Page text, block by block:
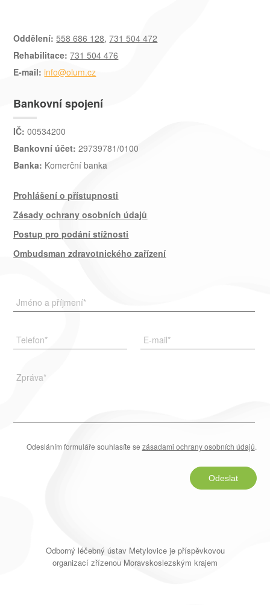
Oddělení: 558 686 128,731 504 472
Rehabilitace: 731 504 476
E-mail: info@olum.cz
Bankovní spojení
IČ: 00534200
Bankovní účet: 29739781/0100
Banka: Komerční banka
Prohlášení o přístupnosti
Zásady ochrany osobních údajů
Postup pro podání stížnosti
Ombudsman zdravotnického zařízení
Jméno a příjmení*
Telefon* E-mail*
Zpráva*
Odesláním formuláře souhlasíte se zásadami ochrany osobních údajů.
Odeslat
Odborný léčebný ústav Metylovice je příspěvkovou
organizací zřízenou Moravskoslezským krajem